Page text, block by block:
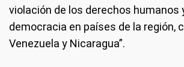
violación de los derechos humanos
democracia en países de la región,
Venezuela y Nicaragua”.